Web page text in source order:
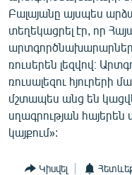
Բալայանը այսպես
տեղեկացրել էր, որ
ռուսերեն լեզվով։
ռուսալեզու հյուրերի
մշտապես անց են
սղագրության
կայքում»:
Կիսվել